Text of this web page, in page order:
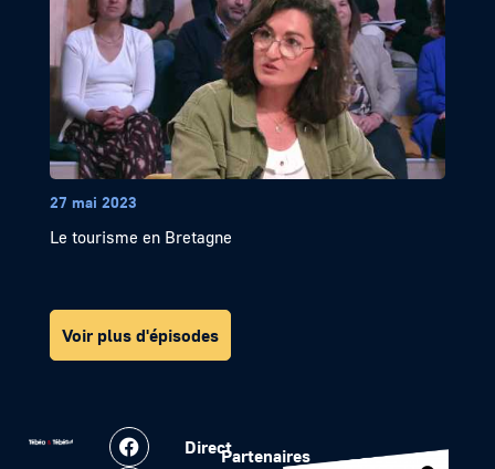
27 mai 2023
Le tourisme en Bretagne
Voir plus d'épisodes
DirectPartenaires